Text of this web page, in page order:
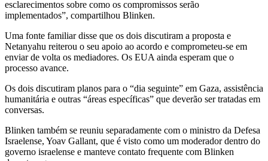
esclarecimentos sobre como os compromissos serão
implementados”, compartilhou Blinken.
Uma fonte familiar disse que os dois discutiram a proposta e
Netanyahu reiterou o seu apoio ao acordo e comprometeu-se em
enviar de volta os mediadores. Os EUA ainda esperam que o
processo avance.
Os dois discutiram planos para o “dia seguinte” em Gaza, assistência
humanitária e outras “áreas específicas” que deverão ser tratadas em
conversas.
Blinken também se reuniu separadamente com o ministro da Defesa
Israelense, Yoav Gallant, que é visto como um moderador dentro do
governo israelense e manteve contato frequente com Blinken